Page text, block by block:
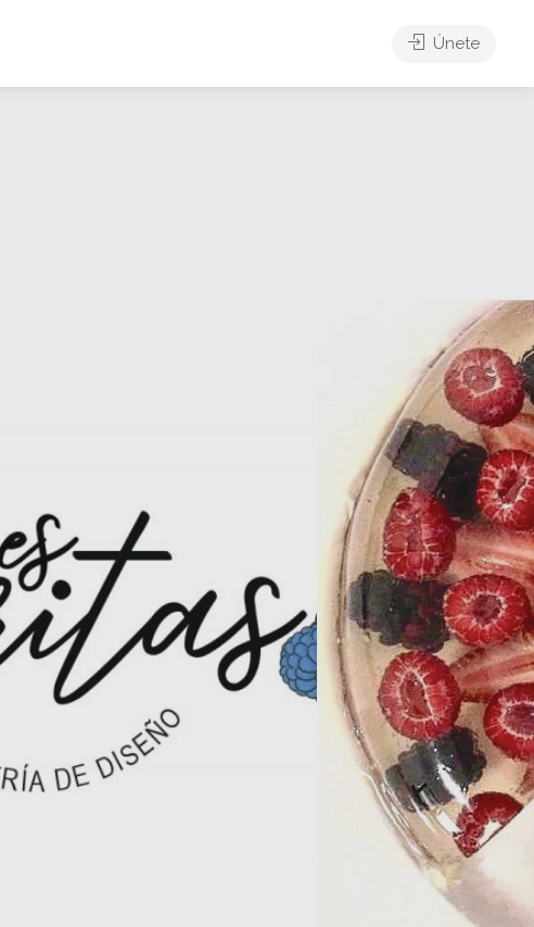
Únete